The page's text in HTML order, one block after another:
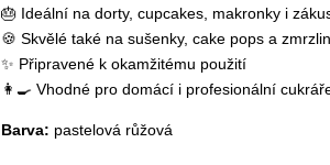
🎂 Ideální na dorty, cupcakes, makronky i
🍪 Skvělé také na sušenky, cake pops a
✨ Připravené k okamžitému použití
👩‍🍳 Vhodné pro domácí i profesionální
Barva: pastelová růžová